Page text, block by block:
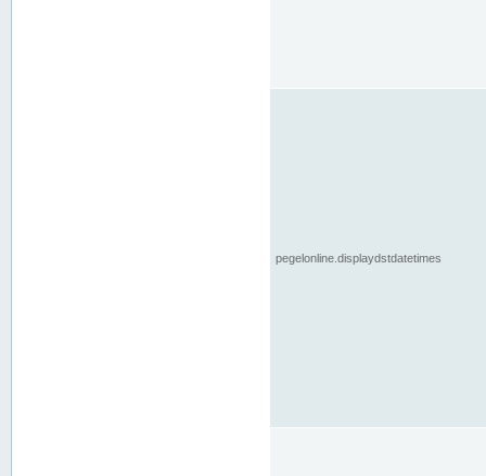
pegelonline.displaydstdatetimes